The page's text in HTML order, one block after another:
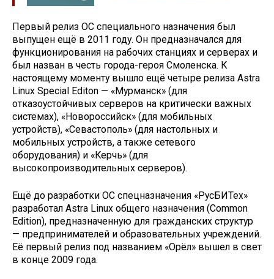
Первый релиз ОС специального назначения был
выпущен ещё в 2011 году. Он предназначался для
функционирования на рабочих станциях и серверах и
был назван в честь города-героя Смоленска. К
настоящему моменту вышло ещё четыре релиза Astra
Linux Special Editon — «Мурманск» (для
отказоустойчивых серверов на критически важных
системах), «Новороссийск» (для мобильных
устройств), «Севастополь» (для настольных и
мобильных устройств, а также сетевого
оборудования) и «Керчь» (для
высокопроизводительных серверов).
Ещё до разработки ОС спецназначения «РусБИТех»
разработал Astra Linux общего назначения (Common
Edition), предназначенную для гражданских структур
— предпринимателей и образовательных учреждений.
Её первый релиз под названием «Орёл» вышел в свет
в конце 2009 года.